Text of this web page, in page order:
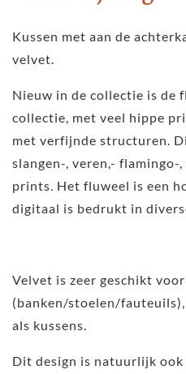
Kussen met aan de
velvet.
Nieuw in de collectie is de
collectie, met veel hippe
met verfijnde structuren.
slangen-, veren,-
prints. Het fluweel is een
digitaal is bedrukt in
Velvet is zeer geschikt
(banken/stoelen/
als kussens.
Dit design is natuurlijk ook